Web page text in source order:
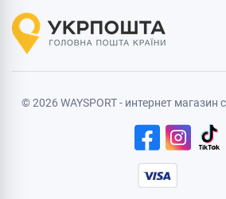
© 2026 WAYSPORT - интернет магазин